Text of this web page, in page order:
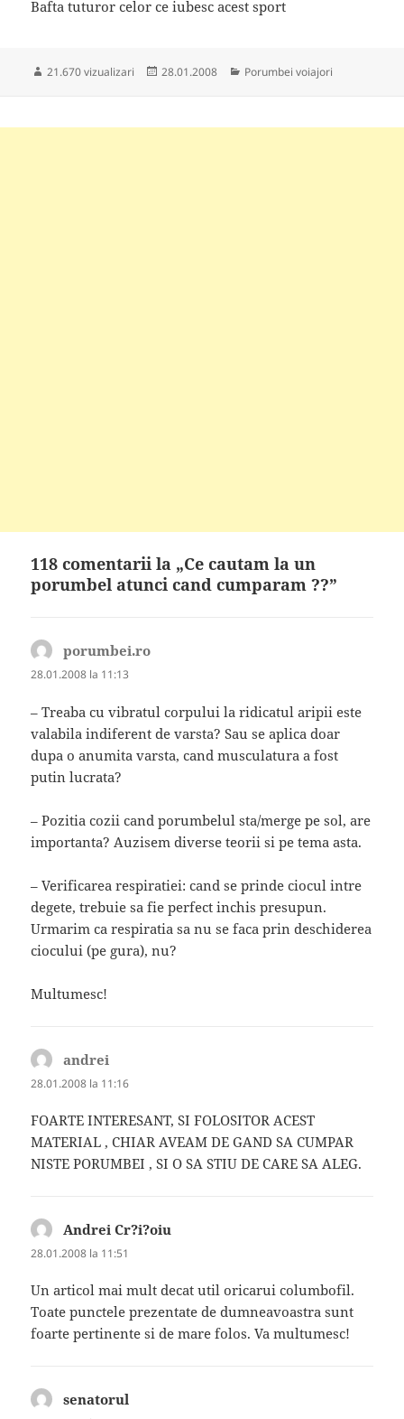
Bafta tuturor celor ce iubesc acest sport
21.670 vizualizari
Publicat
28.01.2008 Categorii
Porumbei voiajori
118 comentarii la „Ce cautam la un
porumbel atunci cand cumparam ??”
porumbei.ro
28.01.2008 la 11:13
– Treaba cu vibratul corpului la ridicatul aripii este
valabila indiferent de varsta? Sau se aplica doar
dupa o anumita varsta, cand musculatura a fost
putin lucrata?
– Pozitia cozii cand porumbelul sta/merge pe sol, are
importanta? Auzisem diverse teorii si pe tema asta.
– Verificarea respiratiei: cand se prinde ciocul intre
degete, trebuie sa fie perfect inchis presupun.
Urmarim ca respiratia sa nu se faca prin deschiderea
ciocului (pe gura), nu?
Multumesc!
andrei
28.01.2008 la 11:16
FOARTE INTERESANT, SI FOLOSITOR ACEST
MATERIAL , CHIAR AVEAM DE GAND SA CUMPAR
NISTE PORUMBEI , SI O SA STIU DE CARE SA ALEG.
Andrei Cr?i?oiu
28.01.2008 la 11:51
Un articol mai mult decat util oricarui columbofil.
Toate punctele prezentate de dumneavoastra sunt
foarte pertinente si de mare folos. Va multumesc!
senatorul